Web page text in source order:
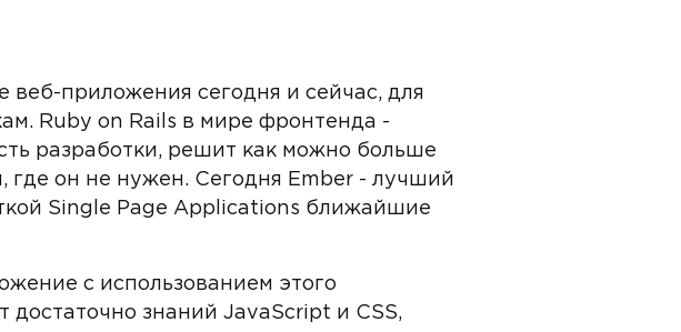
веб-приложения сегодня и сейчас, для
Ruby on Rails в мире фронтенда -
разработки, решит как можно больше
где он не нужен. Сегодня Ember - лучший
Single Page Applications ближайшие
с использованием этого
знаний JavaScript и CSS,